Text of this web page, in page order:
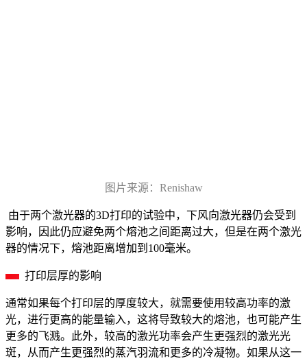
图片来源：Renishaw
由于两个激光器的3D打印的试验中，下风向激光器仍会受到
影响，因此仍应避免两个熔池之间距离过大，但是在两个激光
器的情况下，熔池距离增加到100毫米。
打印层厚的影响
通常如果每个打印层的厚度较大，就需要使用较高功率的激
光，进行更高的能量输入，这将导致较大的熔池，也可能产生
更多的飞溅。此外，较高的激光功率会产生更强烈的激光光
斑，从而产生更强烈的蒸汽羽流和更多的冷凝物。如果从这一